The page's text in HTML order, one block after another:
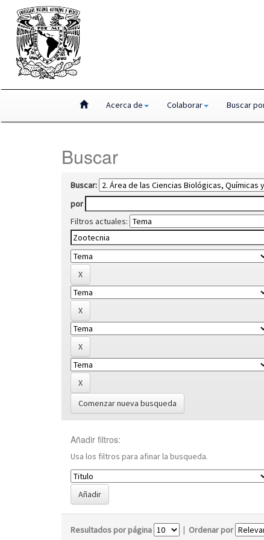
Acerca de Colaborar Buscar
Buscar
Buscar:
por
Filtros actuales:
Comenzar nueva busqueda
Añadir filtros:
Usa los filtros para afinar la busqueda.
Resultados por página | Ordenar por